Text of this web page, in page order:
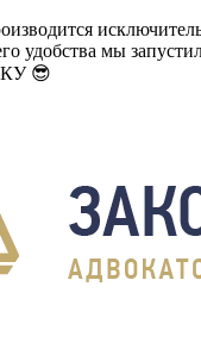
удобства мы
😎